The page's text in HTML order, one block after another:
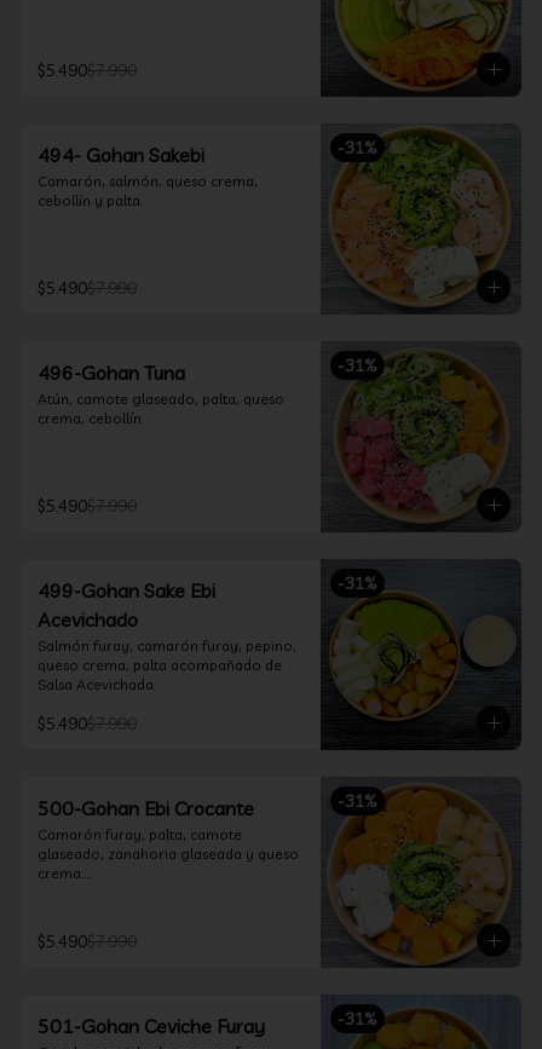
$5.490$7.990
-31%
494- Gohan Sakebi
Camarón, salmón, queso crema,
cebollín y palta.
$5.490$7.990
-31%
496-Gohan Tuna
Atún, camote glaseado, palta, queso
crema, cebollín.
$5.490$7.990
-31%
499-Gohan Sake Ebi
Acevichado
Salmón furay, camarón furay, pepino,
queso crema, palta acompañado de
Salsa Acevichada.
$5.490$7.990
-31%
500-Gohan Ebi Crocante
Camarón furay, palta, camote
glaseado, zanahoria glaseada y queso
crema.
$5.490$7.990
-31%
501-Gohan Ceviche Furay